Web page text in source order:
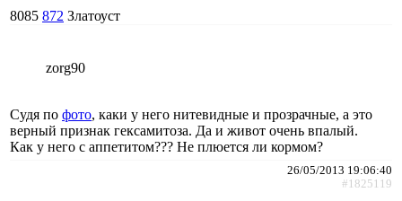
8085 872 Златоуст
zorg90
Судя по фото, каки у него нитевидные и прозрачные, а это
верный признак гексамитоза. Да и живот очень впалый.
Как у него с аппетитом??? Не плюется ли кормом?
26/05/2013 19:06:40
#1825119